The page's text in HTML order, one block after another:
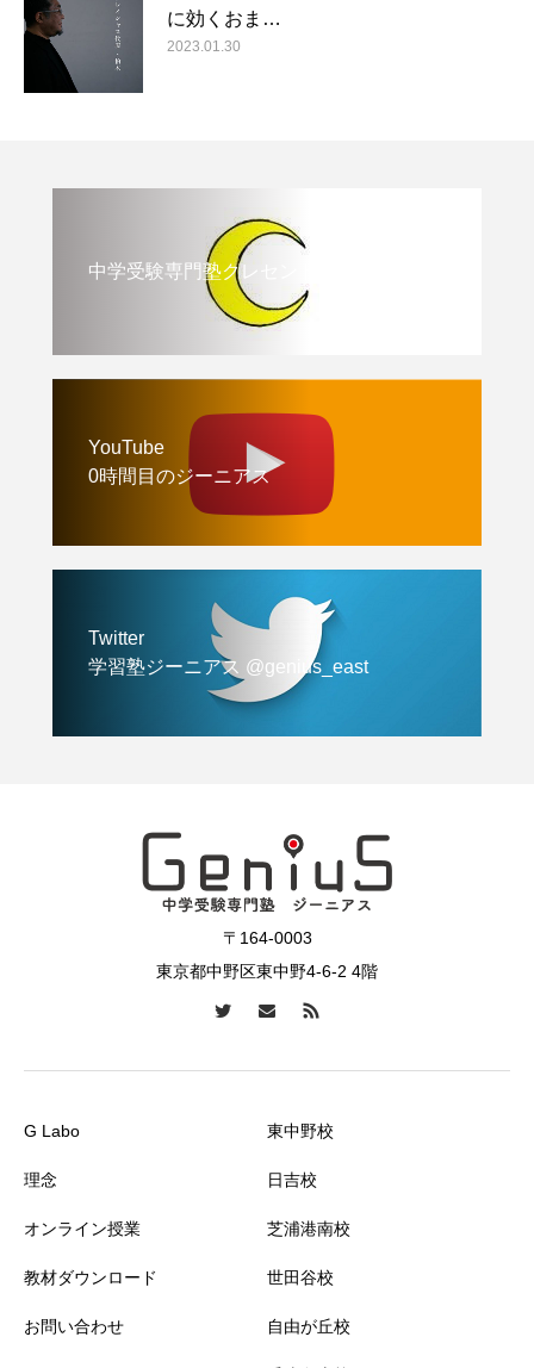
に効くおま…
2023.01.30
中学受験専門塾クレセント
YouTube
0時間目のジーニアス
Twitter
学習塾ジーニアス @genius_east
〒164-0003
東京都中野区東中野4-6-2 4階
G Labo
理念
オンライン授業
教材ダウンロード
お問い合わせ
東中野校
日吉校
芝浦港南校
世田谷校
自由が丘校